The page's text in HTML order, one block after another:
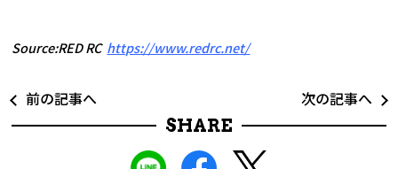
Source:RED RC https://www.redrc.net/
前の記事へ
次の記事へ
SHARE